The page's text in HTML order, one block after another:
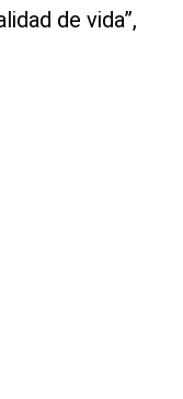
de vida”,